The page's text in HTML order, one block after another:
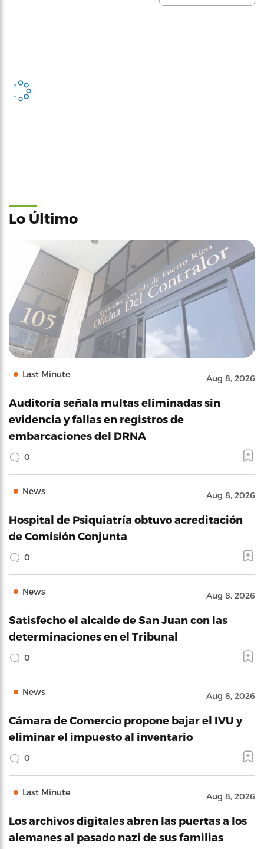
Lo Último
Last Minute Aug 8, 2026
Auditoría señala multas eliminadas sin
evidencia y fallas en registros de
embarcaciones del DRNA
0
News Aug 8, 2026
Hospital de Psiquiatría obtuvo acreditación
de Comisión Conjunta
0
News Aug 8, 2026
Satisfecho el alcalde de San Juan con las
determinaciones en el Tribunal
0
News Aug 8, 2026
Cámara de Comercio propone bajar el IVU y
eliminar el impuesto al inventario
0
Last Minute Aug 8, 2026
Los archivos digitales abren las puertas a los
alemanes al pasado nazi de sus familias